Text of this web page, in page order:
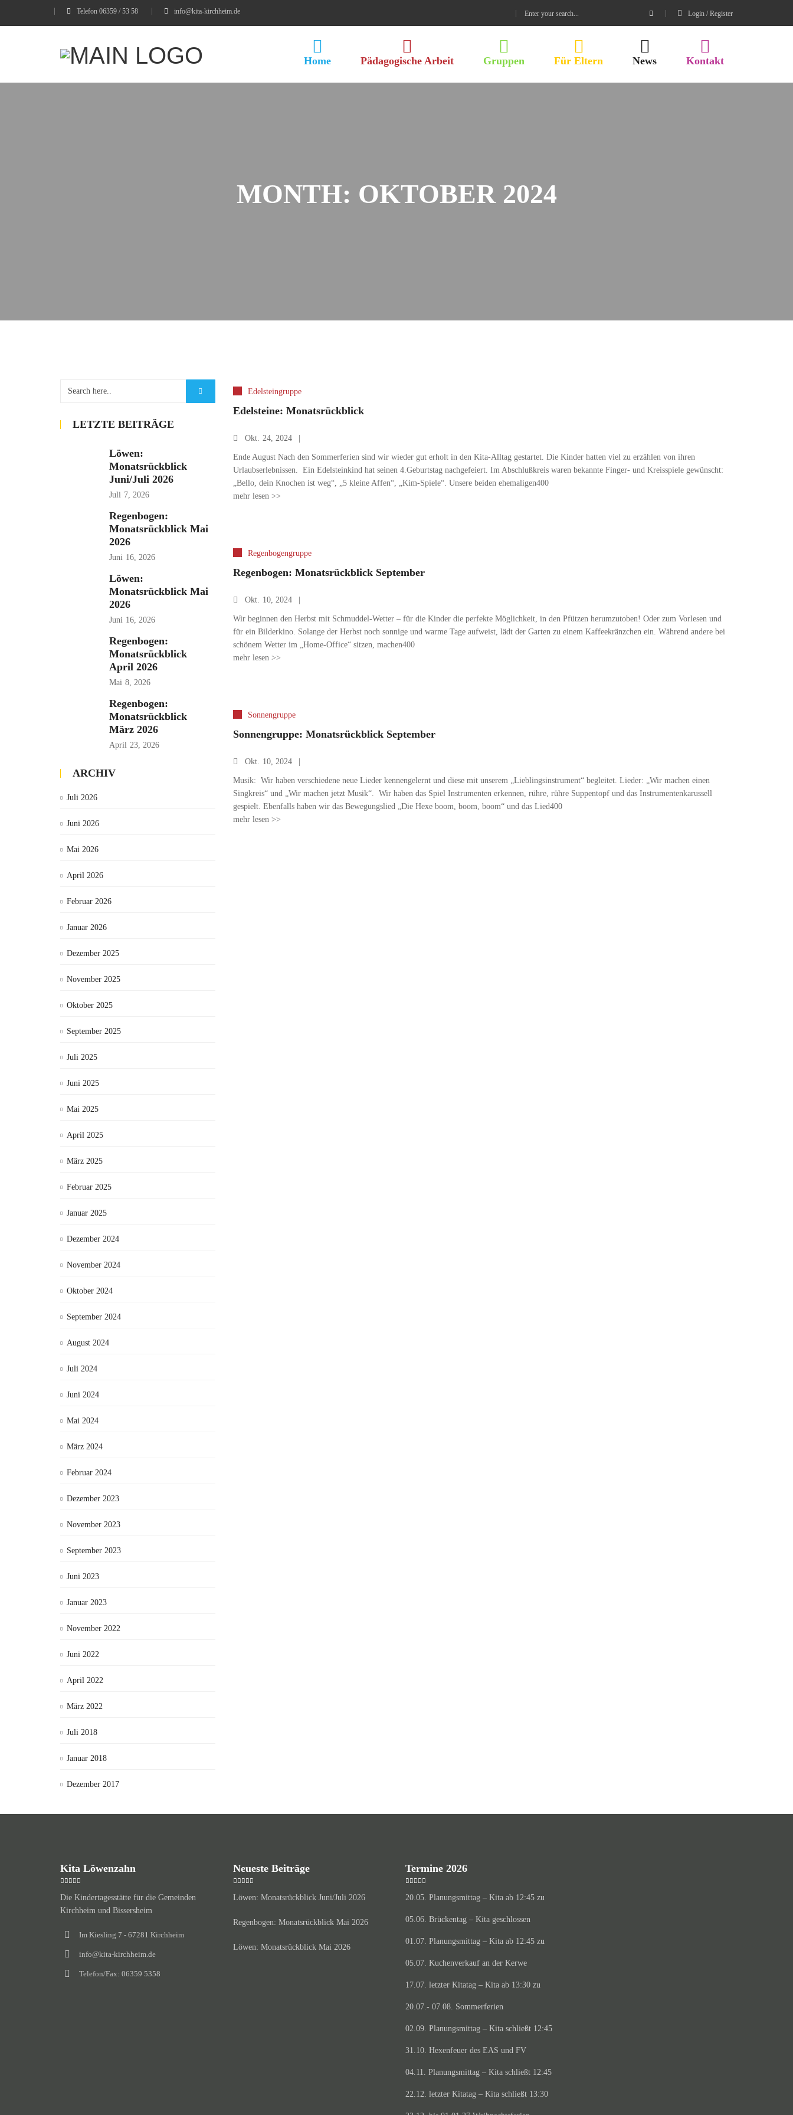
Telefon 06359 / 53 58 info@kita-kirchheim.de Login / Register
Home Pädagogische Arbeit Gruppen Für Eltern News Kontakt
MONTH: OKTOBER 2024
LETZTE BEITRÄGE
Löwen:
Monatsrückblick
Juni/Juli 2026
Juli 7, 2026
Regenbogen:
Monatsrückblick Mai
2026
Juni 16, 2026
Löwen:
Monatsrückblick Mai
2026
Juni 16, 2026
Regenbogen:
Monatsrückblick
April 2026
Mai 8, 2026
Regenbogen:
Monatsrückblick
März 2026
April 23, 2026
ARCHIV
Juli 2026
Juni 2026
Mai 2026
April 2026
Februar 2026
Januar 2026
Dezember 2025
November 2025
Oktober 2025
September 2025
Juli 2025
Juni 2025
Mai 2025
April 2025
März 2025
Februar 2025
Januar 2025
Dezember 2024
November 2024
Oktober 2024
September 2024
August 2024
Juli 2024
Juni 2024
Mai 2024
März 2024
Februar 2024
Dezember 2023
November 2023
September 2023
Juni 2023
Januar 2023
November 2022
Juni 2022
April 2022
März 2022
Juli 2018
Januar 2018
Dezember 2017
Edelsteingruppe
Edelsteine: Monatsrückblick
Okt. 24, 2024
Ende August Nach den Sommerferien sind wir wieder gut erholt in den Kita-Alltag gestartet. Die Kinder hatten viel zu erzählen von ihren
Urlaubserlebnissen. Ein Edelsteinkind hat seinen 4.Geburtstag nachgefeiert. Im Abschlußkreis waren bekannte Finger- und Kreisspiele gewünscht:
„Bello, dein Knochen ist weg“, „5 kleine Affen“, „Kim-Spiele“. Unsere beiden ehemaligen400
mehr lesen >>
Regenbogengruppe
Regenbogen: Monatsrückblick September
Okt. 10, 2024
Wir beginnen den Herbst mit Schmuddel-Wetter – für die Kinder die perfekte Möglichkeit, in den Pfützen herumzutoben! Oder zum Vorlesen und
für ein Bilderkino. Solange der Herbst noch sonnige und warme Tage aufweist, lädt der Garten zu einem Kaffeekränzchen ein. Während andere bei
schönem Wetter im „Home-Office“ sitzen, machen400
mehr lesen >>
Sonnengruppe
Sonnengruppe: Monatsrückblick September
Okt. 10, 2024
Musik: Wir haben verschiedene neue Lieder kennengelernt und diese mit unserem „Lieblingsinstrument“ begleitet. Lieder: „Wir machen einen
Singkreis“ und „Wir machen jetzt Musik“. Wir haben das Spiel Instrumenten erkennen, rühre, rühre Suppentopf und das Instrumentenkarussell
gespielt. Ebenfalls haben wir das Bewegungslied „Die Hexe boom, boom, boom“ und das Lied400
mehr lesen >>
Kita Löwenzahn
Die Kindertagesstätte für die Gemeinden
Kirchheim und Bissersheim
Im Kiesling 7 - 67281 Kirchheim
info@kita-kirchheim.de
Telefon/Fax: 06359 5358
Neueste Beiträge
Löwen: Monatsrückblick Juni/Juli 2026
Regenbogen: Monatsrückblick Mai 2026
Löwen: Monatsrückblick Mai 2026
Termine 2026
20.05. Planungsmittag – Kita ab 12:45 zu
05.06. Brückentag – Kita geschlossen
01.07. Planungsmittag – Kita ab 12:45 zu
05.07. Kuchenverkauf an der Kerwe
17.07. letzter Kitatag – Kita ab 13:30 zu
20.07.- 07.08. Sommerferien
02.09. Planungsmittag – Kita schließt 12:45
31.10. Hexenfeuer des EAS und FV
04.11. Planungsmittag – Kita schließt 12:45
22.12. letzter Kitatag – Kita schließt 13:30